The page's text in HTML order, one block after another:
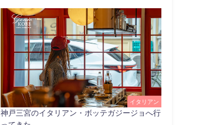
イタリアン
神戸三宮のイタリアン・ボッテガジージョへ行